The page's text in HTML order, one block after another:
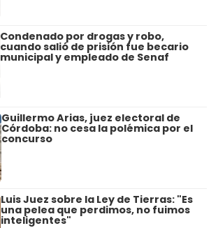
Condenado por drogas y robo,
cuando salió de prisión fue becario
municipal y empleado de Senaf
Guillermo Arias, juez electoral de
Córdoba: no cesa la polémica por el
concurso
Luis Juez sobre la Ley de Tierras: "Es
una pelea que perdimos, no fuimos
inteligentes"